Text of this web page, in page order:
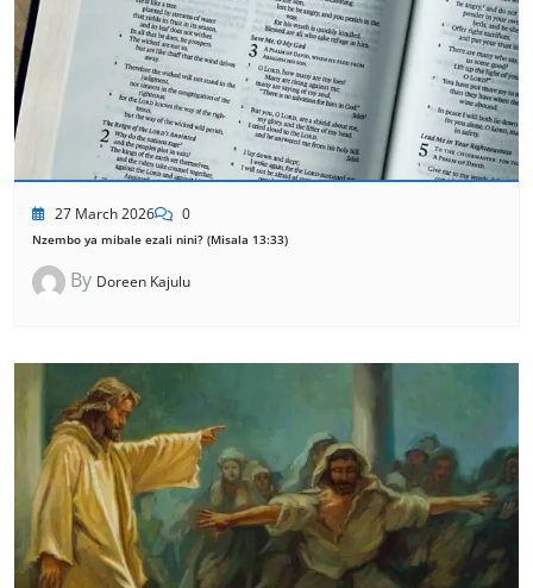
27 March 2026 0
Nzembo ya mibale ezali nini? (Misala 13:33)
By Doreen Kajulu